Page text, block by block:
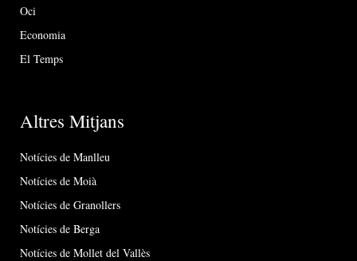
Oci
Economia
El Temps
Altres Mitjans
Notícies de Manlleu
Notícies de Moià
Notícies de Granollers
Notícies de Berga
Notícies de Mollet del Vallès